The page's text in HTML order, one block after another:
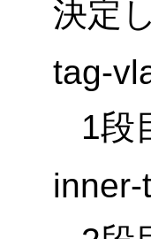
決定
tag-
1段